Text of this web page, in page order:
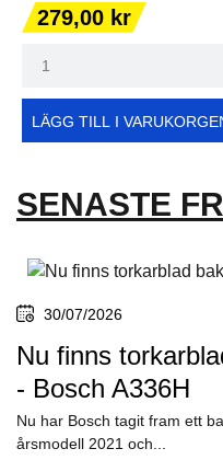
Pris
279,00 kr
LÄGG TILL I
SENASTE
30/07/2026
Nu finns
- Bosch A336H
Nu har Bosch tagit fram ett
årsmodell 2021 och...